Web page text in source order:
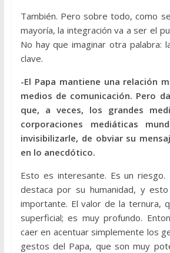
También. Pero sobre todo, como
mayoría, la integración va a ser el
No hay que imaginar otra palabra:
clave.
-El Papa mantiene una relación
medios de comunicación. Pero
que, a veces, los grandes
corporaciones mediáticas
invisibilizarle, de obviar su
en lo anecdótico.
Esto es interesante. Es un riesgo.
destaca por su humanidad, y
importante. El valor de la ternura,
superficial; es muy profundo.
caer en acentuar simplemente los
gestos del Papa, que son muy